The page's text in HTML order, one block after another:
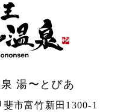
湯〜とぴあ
斐市富竹新田1300-1